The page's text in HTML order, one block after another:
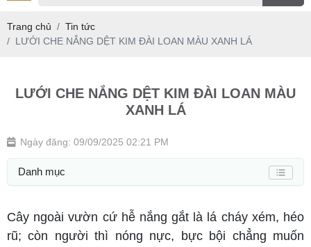
Trang chủ
Tin tức
LƯỚI CHE NẮNG DỆT KIM ĐÀI LOAN MÀU XANH LÁ
LƯỚI CHE NẮNG DỆT KIM ĐÀI LOAN MÀU
XANH LÁ
Ngày đăng: 09/09/2025 02:21 PM
Danh mục
Cây ngoài vườn cứ hễ nắng gắt là lá cháy xém, héo
rũ; còn người thì nóng nực, bực bội chẳng muốn